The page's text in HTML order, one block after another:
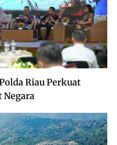
Riau Perkuat
Negara